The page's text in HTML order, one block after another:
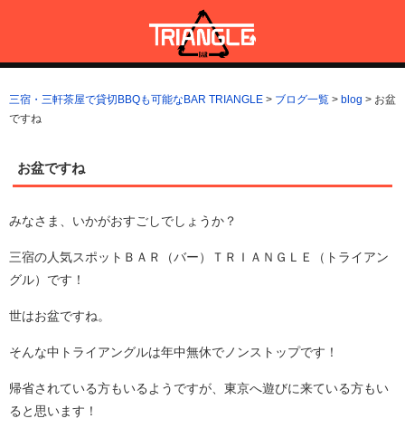
ン
へ
三宿・三軒茶屋で貸切BBQも可能なBAR TRIANGLE
三宿・三軒茶屋A5ランクの貸切BBQも可能なBAR TRIANGLE(バー・
トライアングル)
三宿・三軒茶屋で貸切BBQも可能なBAR TRIANGLE > ブログ一覧 > blog > お盆
ですね
お盆ですね
みなさま、いかがおすごしでしょうか？
三宿の人気スポットＢＡＲ（バー）ＴＲＩＡＮＧＬＥ（トライアン
グル）です！
世はお盆ですね。
そんな中トライアングルは年中無休でノンストップです！
帰省されている方もいるようですが、東京へ遊びに来ている方もい
ると思います！